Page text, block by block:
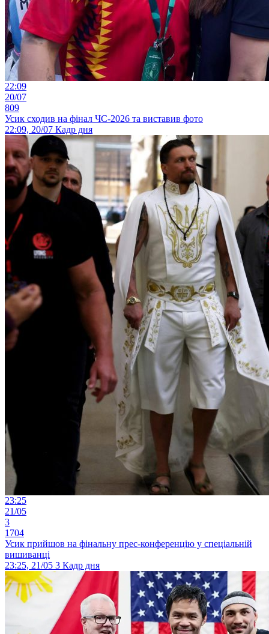
22:09
20/07
809
Усик сходив на фінал ЧС-2026 та виставив фото
22:09, 20/07 Кадр дня
23:25
21/05
3
1704
Усик прийшов на фінальну прес-конференцію у спеціальній
вишиванці
23:25, 21/05 3 Кадр дня